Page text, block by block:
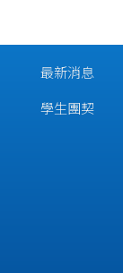
最新消息
學生團契